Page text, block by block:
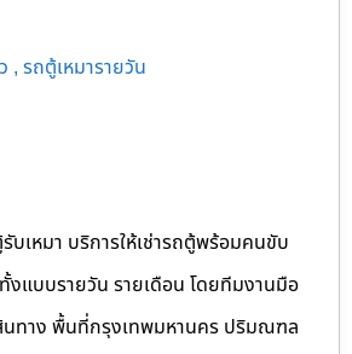
รถตู้เหมารายวัน
บเหมา บริการให้เช่ารถตู้พร้อมคนขับ
แบบรายวัน รายเดือน โดยทีมงานมือ
นทาง พื้นที่กรุงเทพมหานคร ปริมณฑล